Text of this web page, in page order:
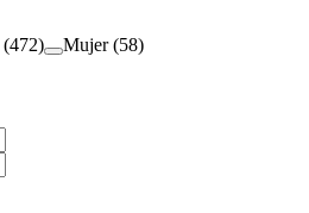
(472) Mujer (58)